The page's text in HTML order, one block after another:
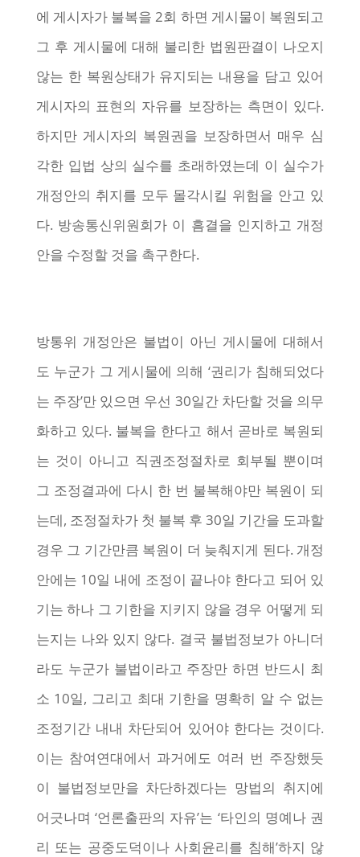
에 게시자가 불복을 2회 하면 게시물이 복원되고
그 후 게시물에 대해 불리한 법원판결이 나오지
않는 한 복원상태가 유지되는 내용을 담고 있어
게시자의 표현의 자유를 보장하는 측면이 있다.
하지만 게시자의 복원권을 보장하면서 매우 심
각한 입법 상의 실수를 초래하였는데 이 실수가
개정안의 취지를 모두 몰각시킬 위험을 안고 있
다. 방송통신위원회가 이 흠결을 인지하고 개정
안을 수정할 것을 촉구한다.
방통위 개정안은 불법이 아닌 게시물에 대해서
도 누군가 그 게시물에 의해 ‘권리가 침해되었다
는 주장’만 있으면 우선 30일간 차단할 것을 의무
화하고 있다. 불복을 한다고 해서 곧바로 복원되
는 것이 아니고 직권조정절차로 회부될 뿐이며
그 조정결과에 다시 한 번 불복해야만 복원이 되
는데, 조정절차가 첫 불복 후 30일 기간을 도과할
경우 그 기간만큼 복원이 더 늦춰지게 된다. 개정
안에는 10일 내에 조정이 끝나야 한다고 되어 있
기는 하나 그 기한을 지키지 않을 경우 어떻게 되
는지는 나와 있지 않다. 결국 불법정보가 아니더
라도 누군가 불법이라고 주장만 하면 반드시 최
소 10일, 그리고 최대 기한을 명확히 알 수 없는
조정기간 내내 차단되어 있어야 한다는 것이다.
이는 참여연대에서 과거에도 여러 번 주장했듯
이 불법정보만을 차단하겠다는 망법의 취지에
어긋나며 ‘언론출판의 자유’는 ‘타인의 명예나 권
리 또는 공중도덕이나 사회윤리를 침해’하지 않